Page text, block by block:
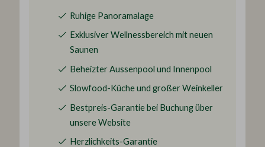
Ruhige Panoramalage
ExklusiverWellnessbereich mit neuen
Saunen
BeheizterAussenpool und Innenpool
Slowfood-Küche und großer Weinkeller
Bestpreis-Garantie bei Buchung über
unsere Website
Herzlichkeits-Garantie